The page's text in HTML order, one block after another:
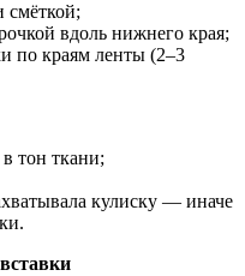
смёткой;
вдоль нижнего края;
по краям ленты (2–3
тон ткани;
кулиску — иначе